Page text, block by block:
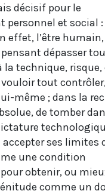
décisif pour le
personnel et social :
effet, l’être
dépasser
la technique, risque,
vouloir tout
même ; dans la
de tomber
ses limites
une condition
obtenir, ou
comme un